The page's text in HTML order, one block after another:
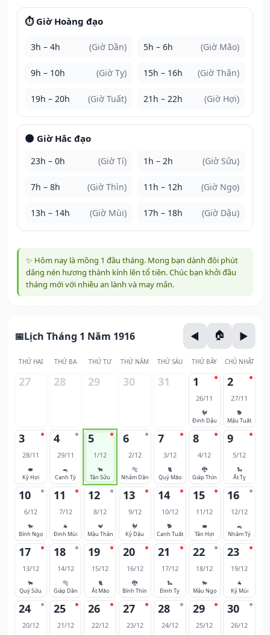
⏱️ Giờ Hoàng đạo
3h – 4h (Giờ Dần) 5h – 6h (Giờ Mão)
9h – 10h (Giờ Tỵ) 15h – 16h (Giờ Thân)
19h – 20h (Giờ Tuất) 21h – 22h (Giờ Hợi)
🌑 Giờ Hắc đạo
23h – 0h (Giờ Tí) 1h – 2h (Giờ Sửu)
7h – 8h (Giờ Thìn) 11h – 12h (Giờ Ngọ)
13h – 14h (Giờ Mùi) 17h – 18h (Giờ Dậu)
✨ Hôm nay là mồng 1 đầu tháng. Mong bạn dành đôi phút
dâng nén hương thành kính lên tổ tiên. Chúc bạn khởi đầu
tháng mới với nhiều an lành và may mắn.
Lịch Tháng 1 Năm 1916
THỨ HAI THỨ BA THỨ TƯ THỨ NĂM THỨ SÁU THỨ BẢY CHỦ NHẬT
27 28 29 30 31 1
26/11
🐓
Đinh Dậu
2
27/11
🐕
Mậu Tuất
3
28/11
🐖
Kỷ Hợi
4
29/11
🐀
Canh Tý
5
1/12
🐂
Tân Sửu
6
2/12
🐅
Nhâm Dần
7
3/12
🐈
Quý Mão
8
4/12
🐉
Giáp Thìn
9
5/12
🐍
Ất Tỵ
10
6/12
🐎
Bính Ngọ
11
7/12
🐐
Đinh Mùi
12
8/12
🐒
Mậu Thân
13
9/12
🐓
Kỷ Dậu
14
10/12
🐕
Canh Tuất
15
11/12
🐖
Tân Hợi
16
12/12
🐀
Nhâm Tý
17
13/12
🐂
Quý Sửu
18
14/12
🐅
Giáp Dần
19
15/12
🐈
Ất Mão
20
16/12
🐉
Bính Thìn
21
17/12
🐍
Đinh Tỵ
22
18/12
🐎
Mậu Ngọ
23
19/12
🐐
Kỷ Mùi
24
20/12
25
21/12
26
22/12
27
23/12
28
24/12
29
25/12
30
26/12